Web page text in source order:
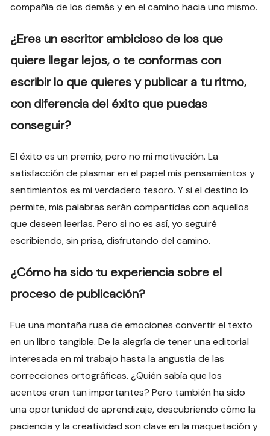
compañía de los demás y en el camino hacia uno mismo.
¿Eres un escritor ambicioso de los que
quiere llegar lejos, o te conformas con
escribir lo que quieres y publicar a tu ritmo,
con diferencia del éxito que puedas
conseguir?
El éxito es un premio, pero no mi motivación. La
satisfacción de plasmar en el papel mis pensamientos y
sentimientos es mi verdadero tesoro. Y si el destino lo
permite, mis palabras serán compartidas con aquellos
que deseen leerlas. Pero si no es así, yo seguiré
escribiendo, sin prisa, disfrutando del camino.
¿Cómo ha sido tu experiencia sobre el
proceso de publicación?
Fue una montaña rusa de emociones convertir el texto
en un libro tangible. De la alegría de tener una editorial
interesada en mi trabajo hasta la angustia de las
correcciones ortográficas. ¿Quién sabía que los
acentos eran tan importantes? Pero también ha sido
una oportunidad de aprendizaje, descubriendo cómo la
paciencia y la creatividad son clave en la maquetación y